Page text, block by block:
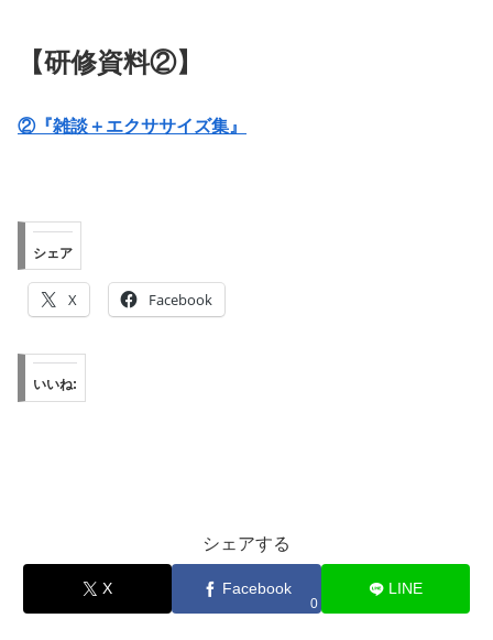
【研修資料②】
②『雑談＋エクササイズ集』
シェア
X Facebook
いいね:
シェアする
X Facebook
0
LINE